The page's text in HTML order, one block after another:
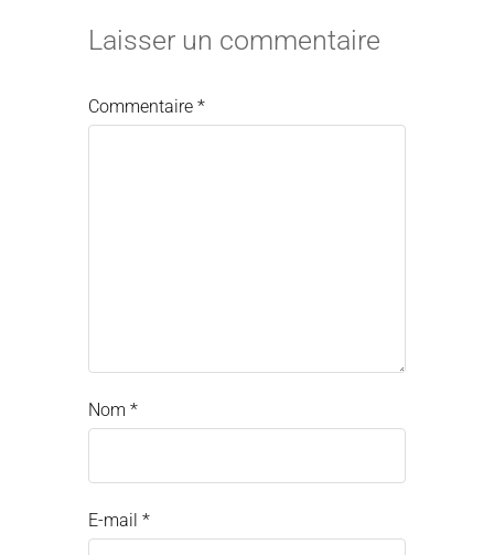
Laisser un commentaire
Commentaire *
Nom *
E-mail *